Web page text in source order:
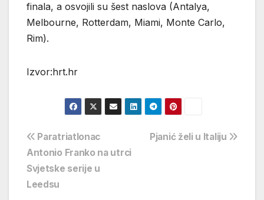
finala, a osvojili su šest naslova (Antalya,
Melbourne, Rotterdam, Miami, Monte Carlo,
Rim).
Izvor:hrt.hr
Navigacija
objava
Pjanić želi u Italiju
Paratriatlonac
Antonio Franko na utrci
Svjetske serije u
Leedsu